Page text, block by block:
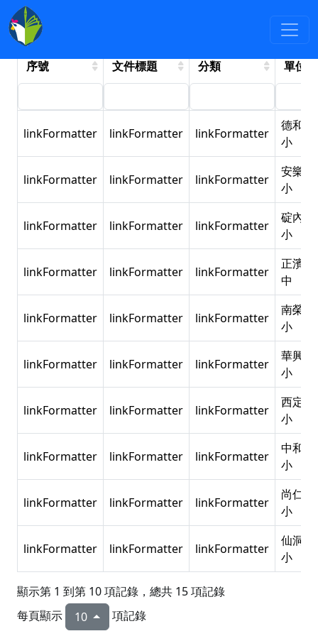
::: 專案成果
113年度大型車內輪差與視
野死角體驗活動成果
序號 文件標題 分類 單位
linkFormatter linkFormatter linkFormatter
德和國
小
linkFormatter linkFormatter linkFormatter
安樂國
小
linkFormatter linkFormatter linkFormatter
碇內國
小
linkFormatter linkFormatter linkFormatter
正濱國
中
linkFormatter linkFormatter linkFormatter
南榮國
小
linkFormatter linkFormatter linkFormatter
華興國
小
linkFormatter linkFormatter linkFormatter
西定國
小
linkFormatter linkFormatter linkFormatter
中和國
小
linkFormatter linkFormatter linkFormatter
尚仁國
小
linkFormatter linkFormatter linkFormatter
仙洞國
小
顯示第 1 到第 10 項記錄，總共 15 項記錄
每頁顯示
10 項記錄